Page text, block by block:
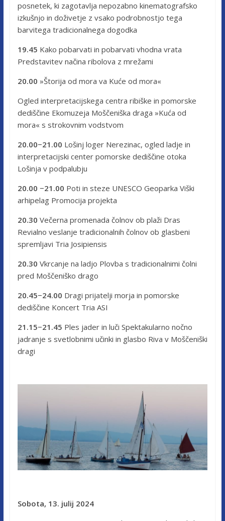
posnetek, ki zagotavlja nepozabno kinematografsko
izkušnjo in doživetje z vsako podrobnostjo tega
barvitega tradicionalnega dogodka
19.45 Kako pobarvati in pobarvati vhodna vrata
Predstavitev načina ribolova z mrežami
20.00 »Štorija od mora va Kuće od mora«
Ogled interpretacijskega centra ribiške in pomorske
dediščine Ekomuzeja Moščeniška draga »Kuća od
mora« s strokovnim vodstvom
20.00−21.00 Lošinj loger Nerezinac, ogled ladje in
interpretacijski center pomorske dediščine otoka
Lošinja v podpalubju
20.00 −21.00 Poti in steze UNESCO Geoparka Viški
arhipelag Promocija projekta
20.30 Večerna promenada čolnov ob plaži Dras
Revialno veslanje tradicionalnih čolnov ob glasbeni
spremljavi Tria Josipiensis
20.30 Vkrcanje na ladjo Plovba s tradicionalnimi čolni
pred Moščeniško drago
20.45−24.00 Dragi prijatelji morja in pomorske
dediščine Koncert Tria ASI
21.15−21.45 Ples jader in luči Spektakularno nočno
jadranje s svetlobnimi učinki in glasbo Riva v Moščeniški
dragi
Sobota, 13. julij 2024